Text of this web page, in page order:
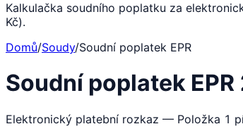
Kalkulačka soudního poplatku za
Kč).
Domů/Soudy/Soudní poplatek EPR
Soudní poplatek
Elektronický platební rozkaz — Položka 1